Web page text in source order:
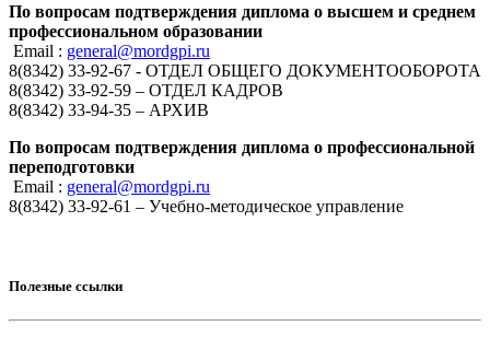
По вопросам подтверждения диплома о высшем и среднем
профессиональном образовании
Email : general@mordgpi.ru
8(8342) 33-92-67 - ОТДЕЛ ОБЩЕГО ДОКУМЕНТООБОРОТА
8(8342) 33-92-59 – ОТДЕЛ КАДРОВ
8(8342) 33-94-35 – АРХИВ
По вопросам подтверждения диплома о профессиональной
переподготовки
Email : general@mordgpi.ru
8(8342) 33-92-61 – Учебно-методическое управление
Полезные ссылки